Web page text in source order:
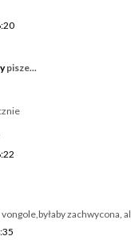
pisze...
zachwycona,